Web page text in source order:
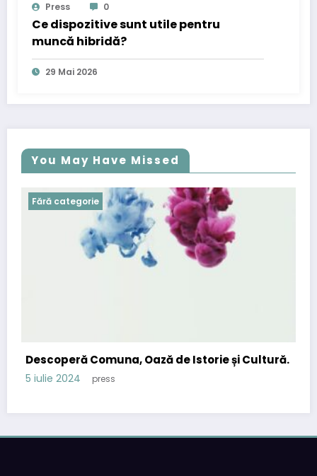
Press 0
Ce dispozitive sunt utile pentru
muncă hibridă?
29 Mai 2026
You May Have Missed
Fără categorie
Descoperă Comuna, Oază de Istorie și Cultură.
5 iulie 2024 press